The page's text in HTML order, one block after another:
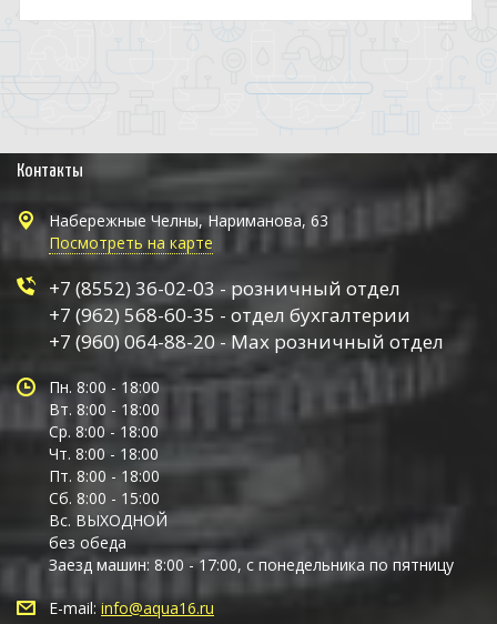
Контакты
Набережные Челны, Нариманова, 63
Посмотреть на карте
+7 (8552) 36-02-03 - розничный отдел
+7 (962) 568-60-35 - отдел бухгалтерии
+7 (960) 064-88-20 - Max розничный отдел
Пн. 8:00 - 18:00
Вт. 8:00 - 18:00
Ср. 8:00 - 18:00
Чт. 8:00 - 18:00
Пт. 8:00 - 18:00
Сб. 8:00 - 15:00
Вс. ВЫХОДНОЙ
без обеда
Заезд машин: 8:00 - 17:00, с понедельника по пятницу
E-mail:info@aqua16.ru